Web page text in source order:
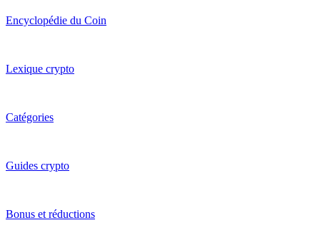
Encyclopédie du Coin
Lexique crypto
Catégories
Guides crypto
Bonus et réductions